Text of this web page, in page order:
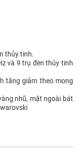
thủy tinh.
và 9 trụ đèn thủy tinh
tăng giảm theo mong
nhũ, mặt ngoài bát